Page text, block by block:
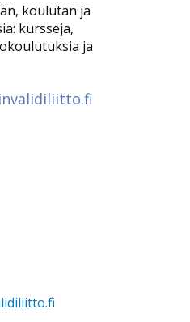
koulutan ja
kursseja,
ja